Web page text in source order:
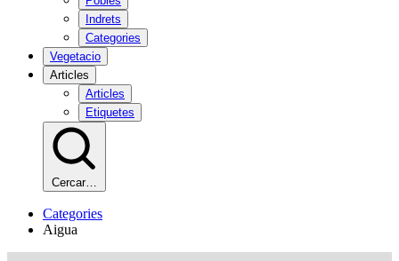
Indrets
Categories
Vegetacio
Articles
Articles
Etiquetes
Cercar…
Categories
Aigua